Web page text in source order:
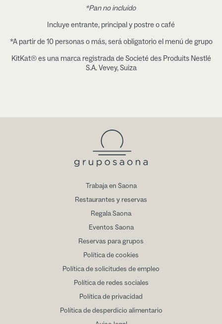
*Pan no incluido
Incluye entrante, principal y postre o café
*A partir de 10 personas o más, será obligatorio el menú de grupo
KitKat® es una marca registrada de Societé des Produits Nestlé
S.A. Vevey, Suiza
Trabaja en Saona
Restaurantes y reservas
Regala Saona
Eventos Saona
Reservas para grupos
Política de cookies
Política de solicitudes de empleo
Política de redes sociales
Política de privacidad
Política de desperdicio alimentario